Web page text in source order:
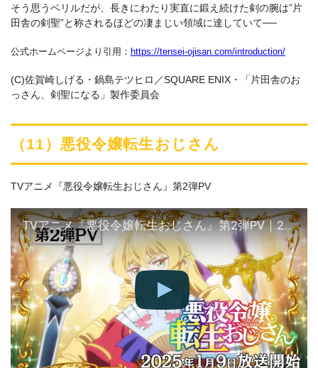
そう思うベリルだが、長きにわたり実直に鍛え続けた剣の腕は”片
田舎の剣聖”と称されるほどの凄まじい領域に達していて──
公式ホームページより引用： https://tensei-ojisan.com/introduction/
(C)佐賀崎しげる・鍋島テツヒロ／SQUARE ENIX・「片田舎のお
っさん、剣聖になる」製作委員会
（11）悪役令嬢転生おじさん
TVアニメ『悪役令嬢転生おじさん』第2弾PV
TVアニメ『悪役令嬢転生おじさん』第2弾PV｜2025年1月9日（木）全国同時放送！